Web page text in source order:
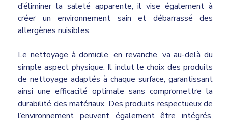
d’éliminer la saleté apparente, il vise également à
créer un environnement sain et débarrassé des
allergènes nuisibles.
Le nettoyage à domicile, en revanche, va au-delà du
simple aspect physique. Il inclut le choix des produits
de nettoyage adaptés à chaque surface, garantissant
ainsi une efficacité optimale sans compromettre la
durabilité des matériaux. Des produits respectueux de
l’environnement peuvent également être intégrés,